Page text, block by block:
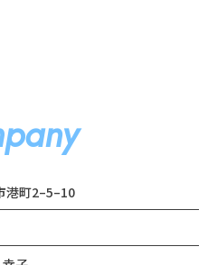
港町2–5–10